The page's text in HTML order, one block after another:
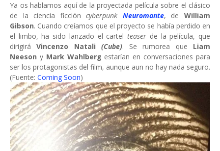
Ya os hablamos aquí de la proyectada película sobre el clásico
de la ciencia ficcióncyberpunk Neuromante, deWilliam
Gibson. Cuando creíamos que el proyecto se había perdido en
el limbo, ha sido lanzado el cartelteaser de la película, que
dirigiráVincenzo Natali (Cube). Se rumorea que Liam
Neeson y Mark Wahlberg estarían en conversaciones para
ser los protagonistas del film, aunque aun no hay nada seguro.
(Fuente: Coming Soon)